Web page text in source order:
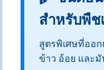
สำหรับพืช
สูตรพิเศษที่ออ
ข้าว อ้อย และ